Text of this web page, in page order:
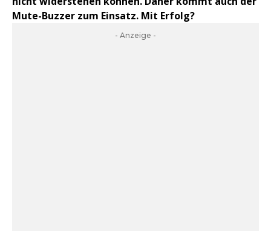
Mute-Buzzer zum Einsatz. Mit Erfolg?
- Anzeige -